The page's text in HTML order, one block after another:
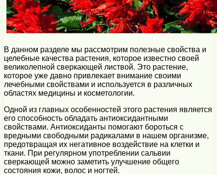
В данном разделе мы рассмотрим полезные свойства и
целебные качества растения, которое известно своей
великолепной сверкающей листвой. Это растение,
которое уже давно привлекает внимание своими
лечебными свойствами и используется в различных
областях медицины и косметологии.
Одной из главных особенностей этого растения является
его способность обладать антиоксидантными
свойствами. Антиоксиданты помогают бороться с
вредными свободными радикалами в нашем организме,
предотвращая их негативное воздействие на клетки и
ткани. При регулярном употреблении сальвии
сверкающей можно заметить улучшение общего
состояния кожи, волос и ногтей.